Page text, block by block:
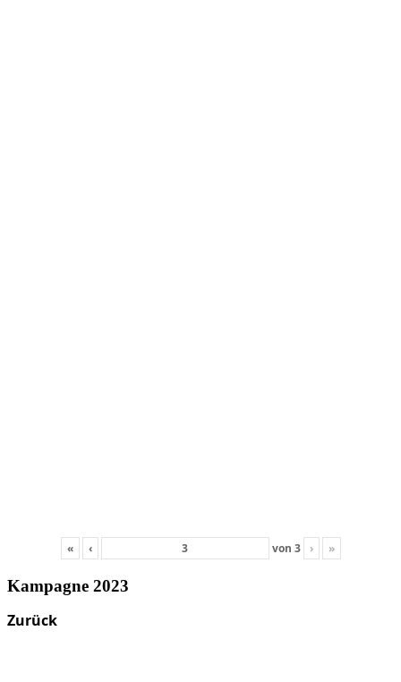
« ‹ von 3 › »
Kampagne 2023
Zurück